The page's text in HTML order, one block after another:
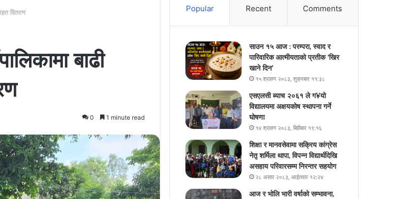
वितरण
बाढी
0 1 minute read
Popular Recent Comments
साउन १५ आज : परम्परा, स्वाद र
पारिवारिक आत्मीयताको प्रतीक ‘खिर
खाने दिन’
१५ श्रावण २०८३, शुक्रबार ११:३८
एसएलसी ब्याच २०६१ ले ग¥यो
विद्यालयमा अक्षयकोष स्थापना गर्ने
घोषणा
१४ श्रावण २०८३, बिहीबार १९:१६
शिक्षा र मानवसेवामा सक्रिय कांग्रेस
नेतृ शर्मिला थापा, विपन्न विद्यार्थीदेखि
असहाय परिवारसम्म निरन्तर सहयोग
२८ असार २०८३, आईतवार १२:२४
आज र भोलि भारी वर्षाको सम्भावना,